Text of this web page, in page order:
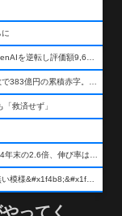
【ソフトバンクG悲報】ClaudeのAnthropic, ChatGPTのOpenAIを逆転し評価額9,650億ドル (約154兆円) の世界一価値あるAI企業に……
安倍晋三の「クールジャパン機構」が存続危機。投資の失敗で383億円の累積赤字。2025年度決算も大赤字の可能性。責任の所在はウヤムヤ
救済せず」
謎の巨大謎組織、『丸紅』。時価総額が初の10兆円超え 24年末の2.6倍、伸び率は謎組織首位
【高市早苗】物価高の昨今、唯一の解決法は株式投資しか無い模様&#x1f4b8;&#x1f4b8;&#x1f4b8;
ってく